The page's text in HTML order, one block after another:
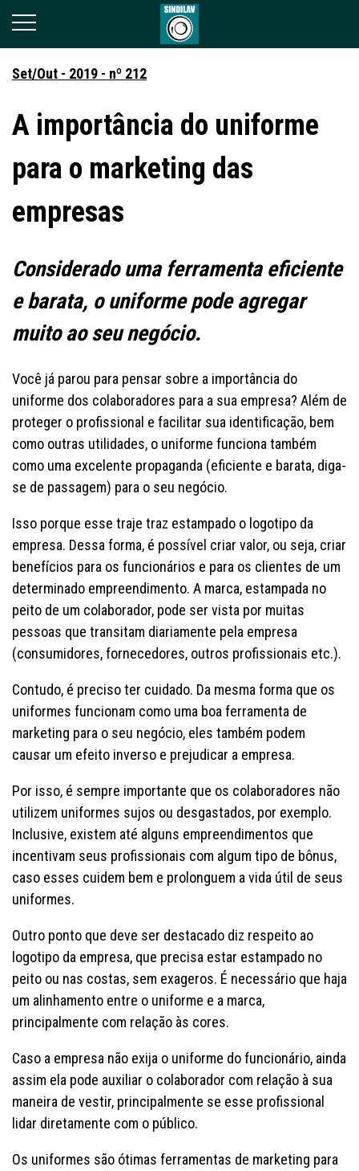
Set/Out - 2019 - nº 212
A importância do uniforme
para o marketing das
empresas
Considerado uma ferramenta eficiente
e barata, o uniforme pode agregar
muito ao seu negócio.
Você já parou para pensar sobre a importância do
uniforme dos colaboradores para a sua empresa? Além de
proteger o profissional e facilitar sua identificação, bem
como outras utilidades, o uniforme funciona também
como uma excelente propaganda (eficiente e barata, diga-
se de passagem) para o seu negócio.
Isso porque esse traje traz estampado o logotipo da
empresa. Dessa forma, é possível criar valor, ou seja, criar
benefícios para os funcionários e para os clientes de um
determinado empreendimento. A marca, estampada no
peito de um colaborador, pode ser vista por muitas
pessoas que transitam diariamente pela empresa
(consumidores, fornecedores, outros profissionais etc.).
Contudo, é preciso ter cuidado. Da mesma forma que os
uniformes funcionam como uma boa ferramenta de
marketing para o seu negócio, eles também podem
causar um efeito inverso e prejudicar a empresa.
Por isso, é sempre importante que os colaboradores não
utilizem uniformes sujos ou desgastados, por exemplo.
Inclusive, existem até alguns empreendimentos que
incentivam seus profissionais com algum tipo de bônus,
caso esses cuidem bem e prolonguem a vida útil de seus
uniformes.
Outro ponto que deve ser destacado diz respeito ao
logotipo da empresa, que precisa estar estampado no
peito ou nas costas, sem exageros. É necessário que haja
um alinhamento entre o uniforme e a marca,
principalmente com relação às cores.
Caso a empresa não exija o uniforme do funcionário, ainda
assim ela pode auxiliar o colaborador com relação à sua
maneira de vestir, principalmente se esse profissional
lidar diretamente com o público.
Os uniformes são ótimas ferramentas de marketing para